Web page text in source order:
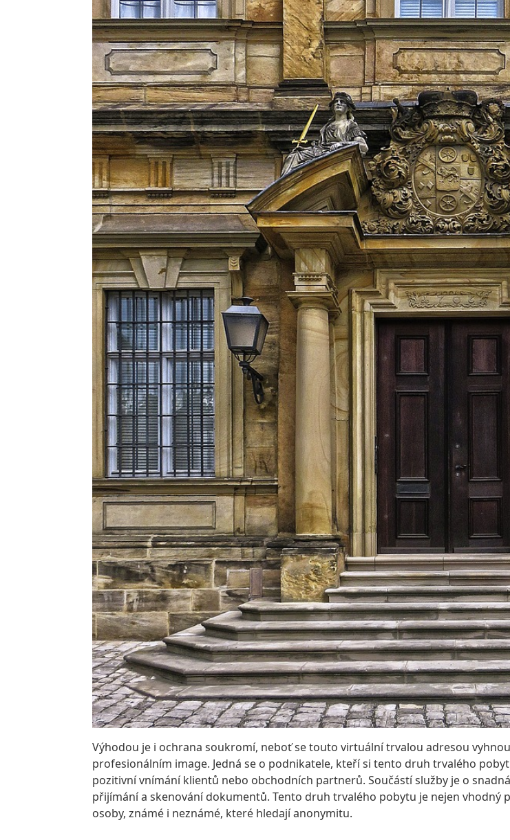
Výhodou je i ochrana soukromí, neboť se touto virtuální trvalou adresou
profesionálním image. Jedná se o podnikatele, kteří si tento druh trvalého
pozitivní vnímání klientů nebo obchodních partnerů. Součástí služby je o
přijímání a skenování dokumentů. Tento druh trvalého pobytu je nejen
osoby, známé i neznámé, které hledají anonymitu.